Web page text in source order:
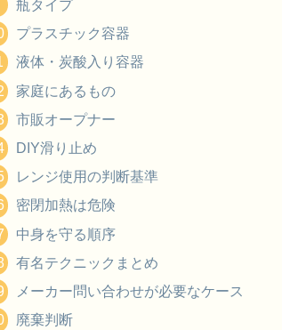
瓶タイプ
プラスチック容器
液体・炭酸入り容器
家庭にあるもの
市販オープナー
DIY滑り止め
レンジ使用の判断基準
密閉加熱は危険
中身を守る順序
有名テクニックまとめ
メーカー問い合わせが必要なケース
廃棄判断